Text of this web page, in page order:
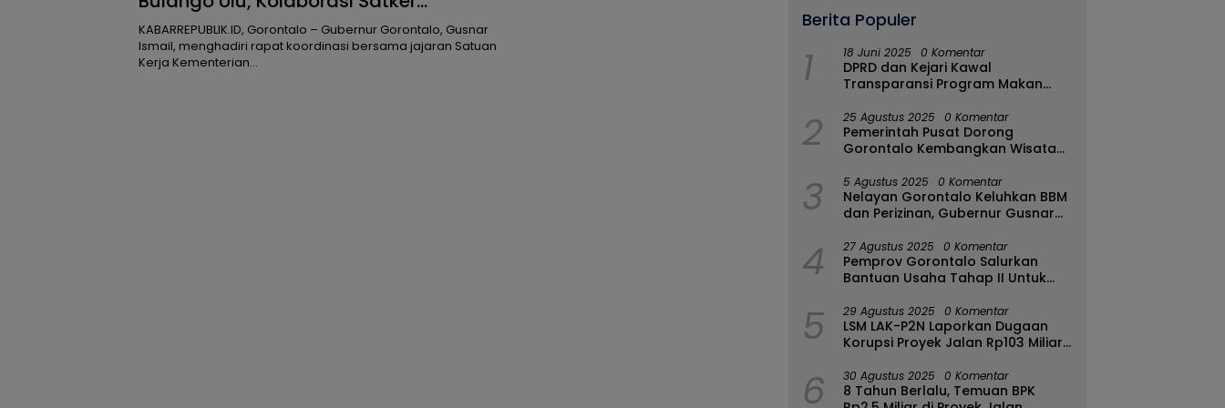
KemenPU Jadi Kunci
KABARREPUBLIK.ID, Gorontalo – Gubernur Gorontalo, Gusnar
Ismail, menghadiri rapat koordinasi bersama jajaran Satuan
Kerja Kementerian…
Berita Populer
1 18 Juni 2025 0 Komentar
DPRD dan Kejari Kawal
Transparansi Program Makan
2 25 Agustus 2025 0 Komentar
Pemerintah Pusat Dorong
Gorontalo Kembangkan Wisata
3 5 Agustus 2025 0 Komentar
Nelayan Gorontalo Keluhkan BBM
dan Perizinan, Gubernur Gusnar
4 27 Agustus 2025 0 Komentar
Pemprov Gorontalo Salurkan
Bantuan Usaha Tahap II Untuk
Bulango
5 29 Agustus 2025 0 Komentar
LSM LAK-P2N Laporkan Dugaan
Korupsi Proyek Jalan Rp103 Miliar
6 30 Agustus 2025 0 Komentar
8 Tahun Berlalu, Temuan BPK